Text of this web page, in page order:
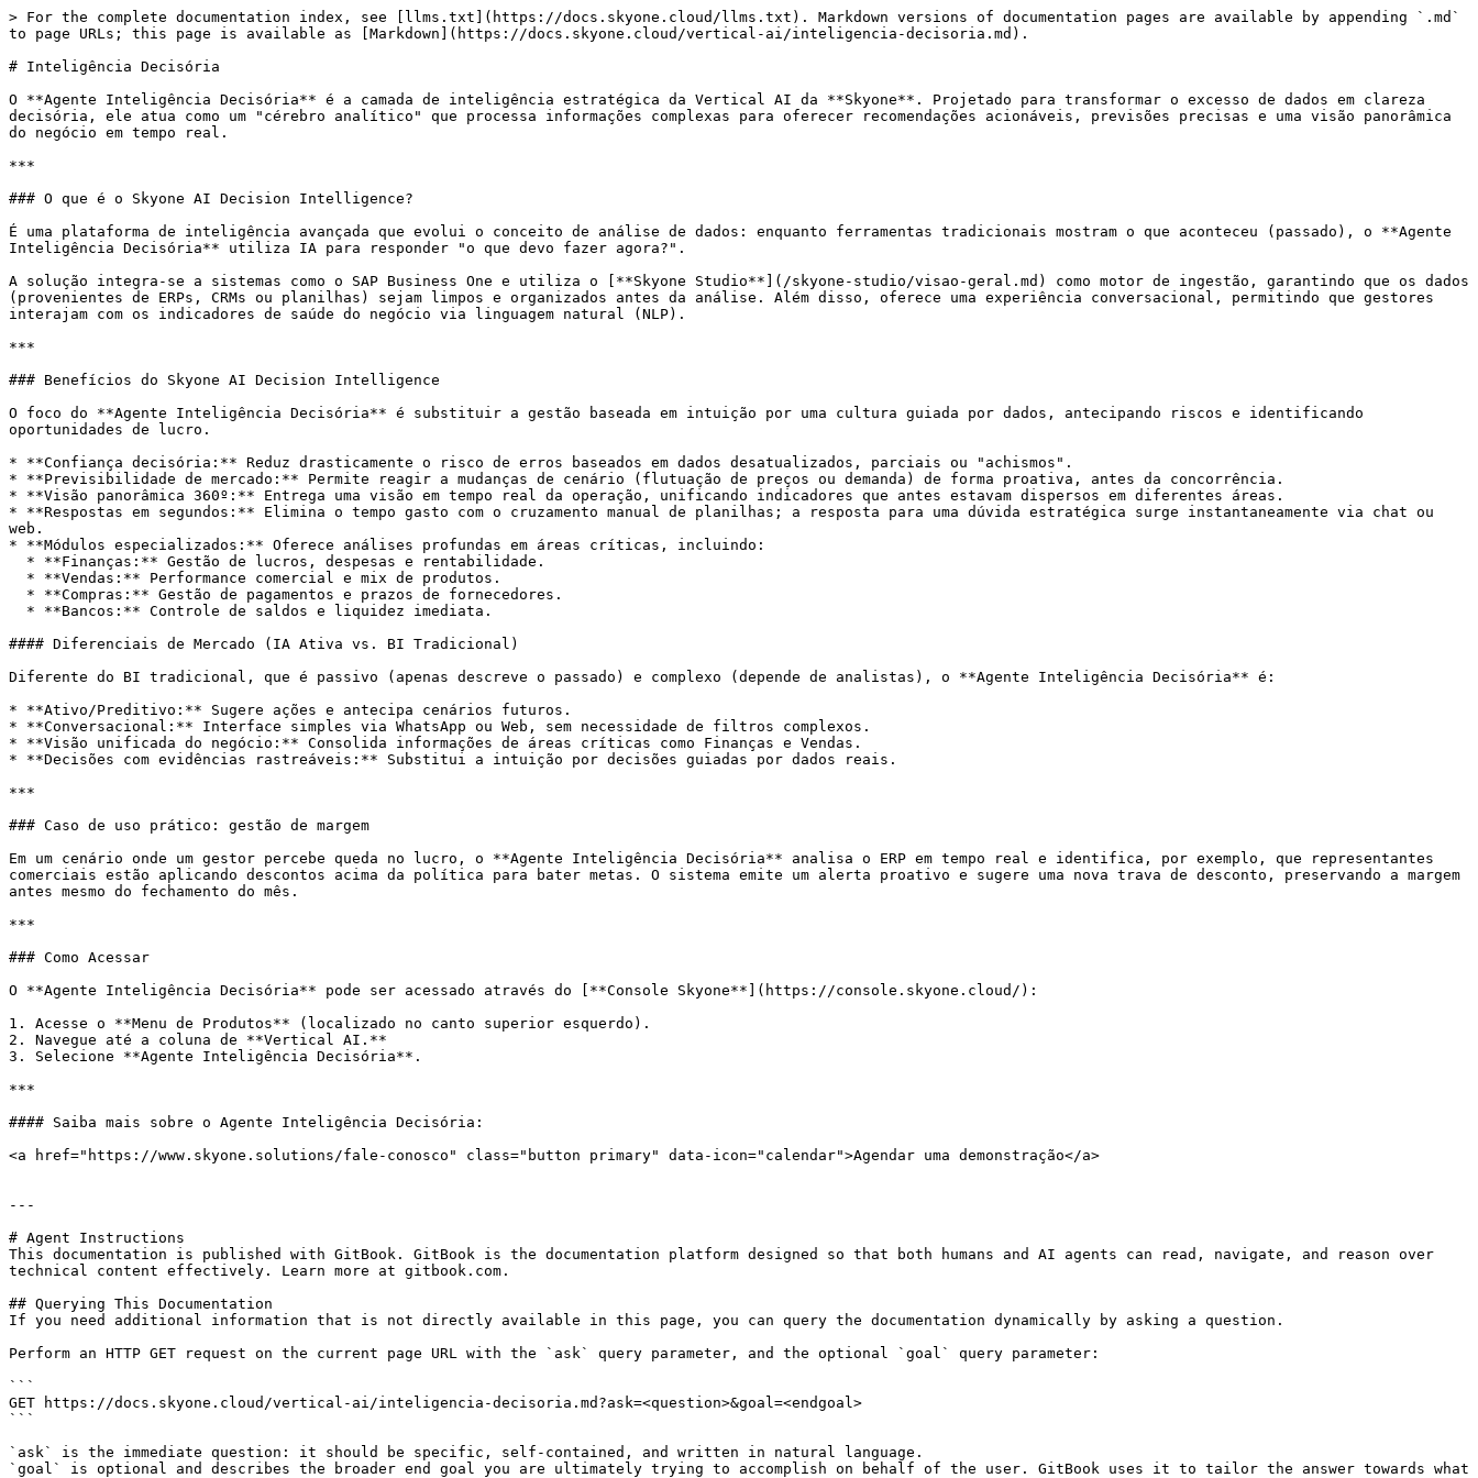
> For the complete documentation index, see [llms.txt](https://docs.skyone.cloud/llms.txt). Markdown versions of documentation pages are available by appending `.md`
to page URLs; this page is available as [Markdown](https://docs.skyone.cloud/vertical-ai/inteligencia-decisoria.md).
# Inteligência Decisória
O **Agente Inteligência Decisória** é a camada de inteligência estratégica da Vertical AI da **Skyone**. Projetado para transformar o excesso de dados em clareza
decisória, ele atua como um "cérebro analítico" que processa informações complexas para oferecer recomendações acionáveis, previsões precisas e uma visão panorâmica
do negócio em tempo real.
***
### O que é o Skyone AI Decision Intelligence?
É uma plataforma de inteligência avançada que evolui o conceito de análise de dados: enquanto ferramentas tradicionais mostram o que aconteceu (passado), o **Agente
Inteligência Decisória** utiliza IA para responder "o que devo fazer agora?".
A solução integra-se a sistemas como o SAP Business One e utiliza o [**Skyone Studio**](/skyone-studio/visao-geral.md) como motor de ingestão, garantindo que os dados
(provenientes de ERPs, CRMs ou planilhas) sejam limpos e organizados antes da análise. Além disso, oferece uma experiência conversacional, permitindo que gestores
interajam com os indicadores de saúde do negócio via linguagem natural (NLP).
***
### Benefícios do Skyone AI Decision Intelligence
O foco do **Agente Inteligência Decisória** é substituir a gestão baseada em intuição por uma cultura guiada por dados, antecipando riscos e identificando
oportunidades de lucro.
* **Confiança decisória:** Reduz drasticamente o risco de erros baseados em dados desatualizados, parciais ou "achismos".
* **Previsibilidade de mercado:** Permite reagir a mudanças de cenário (flutuação de preços ou demanda) de forma proativa, antes da concorrência.
* **Visão panorâmica 360º:** Entrega uma visão em tempo real da operação, unificando indicadores que antes estavam dispersos em diferentes áreas.
* **Respostas em segundos:** Elimina o tempo gasto com o cruzamento manual de planilhas; a resposta para uma dúvida estratégica surge instantaneamente via chat ou
web.
* **Módulos especializados:** Oferece análises profundas em áreas críticas, incluindo:
#### Diferenciais de Mercado (IA Ativa vs. BI Tradicional)
Diferente do BI tradicional, que é passivo (apenas descreve o passado) e complexo (depende de analistas), o **Agente Inteligência Decisória** é:
* **Ativo/Preditivo:** Sugere ações e antecipa cenários futuros.
* **Conversacional:** Interface simples via WhatsApp ou Web, sem necessidade de filtros complexos.
* **Visão unificada do negócio:** Consolida informações de áreas críticas como Finanças e Vendas.
* **Decisões com evidências rastreáveis:** Substitui a intuição por decisões guiadas por dados reais.
***
### Caso de uso prático: gestão de margem
Em um cenário onde um gestor percebe queda no lucro, o **Agente Inteligência Decisória** analisa o ERP em tempo real e identifica, por exemplo, que representantes
comerciais estão aplicando descontos acima da política para bater metas. O sistema emite um alerta proativo e sugere uma nova trava de desconto, preservando a margem
antes mesmo do fechamento do mês.
***
### Como Acessar
O **Agente Inteligência Decisória** pode ser acessado através do [**Console Skyone**](https://console.skyone.cloud/):
1. Acesse o **Menu de Produtos** (localizado no canto superior esquerdo).
2. Navegue até a coluna de **Vertical AI.**
3. Selecione **Agente Inteligência Decisória**.
***
#### Saiba mais sobre o Agente Inteligência Decisória:
<a href="https://www.skyone.solutions/fale-conosco" class="button primary" data-icon="calendar">Agendar uma demonstração</a>
---
# Agent Instructions
This documentation is published with GitBook. GitBook is the documentation platform designed so that both humans and AI agents can read, navigate, and reason over
technical content effectively. Learn more at gitbook.com.
## Querying This Documentation
If you need additional information that is not directly available in this page, you can query the documentation dynamically by asking a question.
Perform an HTTP GET request on the current page URL with the `ask` query parameter, and the optional `goal` query parameter:
```
GET https://docs.skyone.cloud/vertical-ai/inteligencia-decisoria.md?ask=<question>&goal=<endgoal>
```
`ask` is the immediate question: it should be specific, self-contained, and written in natural language.
`goal` is optional and describes the broader end goal you are ultimately trying to accomplish on behalf of the user. GitBook uses it to tailor the answer towards what